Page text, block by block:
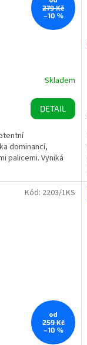
279 Kč
–10 %
Skladem
DETAIL
dominancí,
palicemi. Vyniká
od
259 Kč
–10 %
Kód: 2203/1KS